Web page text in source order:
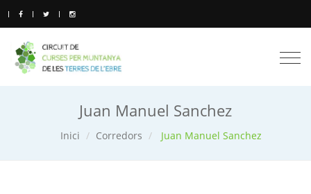
Juan Manuel Sanchez
Inici Corredors Juan Manuel Sanchez